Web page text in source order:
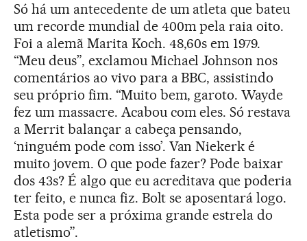
Só há um antecedente de um atleta que bateu
um recorde mundial de 400m pela raia oito.
Foi a alemã Marita Koch. 48,60s em 1979.
“Meu deus”, exclamou Michael Johnson nos
comentários ao vivo para a BBC, assistindo
seu próprio fim. “Muito bem, garoto. Wayde
fez um massacre. Acabou com eles. Só restava
a Merrit balançar a cabeça pensando,
‘ninguém pode com isso’. Van Niekerk é
muito jovem. O que pode fazer? Pode baixar
dos 43s? É algo que eu acreditava que poderia
ter feito, e nunca fiz. Bolt se aposentará logo.
Esta pode ser a próxima grande estrela do
atletismo”.